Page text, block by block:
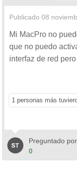
Publicado 08
Mi MacPro no
que no puedo
interfaz de red
1 personas más
Preguntado por
0